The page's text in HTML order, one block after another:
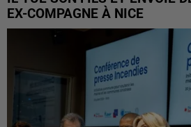
EX-COMPAGNE À NICE